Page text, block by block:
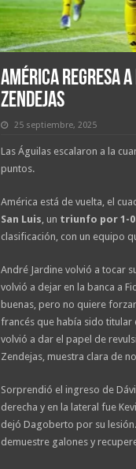
América regresa
Zendejas
25 septiembre, 2025
Las Águilas escalaron a la
puntos.
América está de vuelta, el
San Luis, un triunfo por 1-0
clasificación, con un equipo
André Jardine volvió a tocar
volvió a dejar en la banca a
buenas, pero no quiere
francés que había sido titular
volvió a dar el papel de
Zendejas, muestra clara de
Sorprendió el ingreso de
derecha y en la lateral fue
dejó Dagoberto por su
demuestre galones y